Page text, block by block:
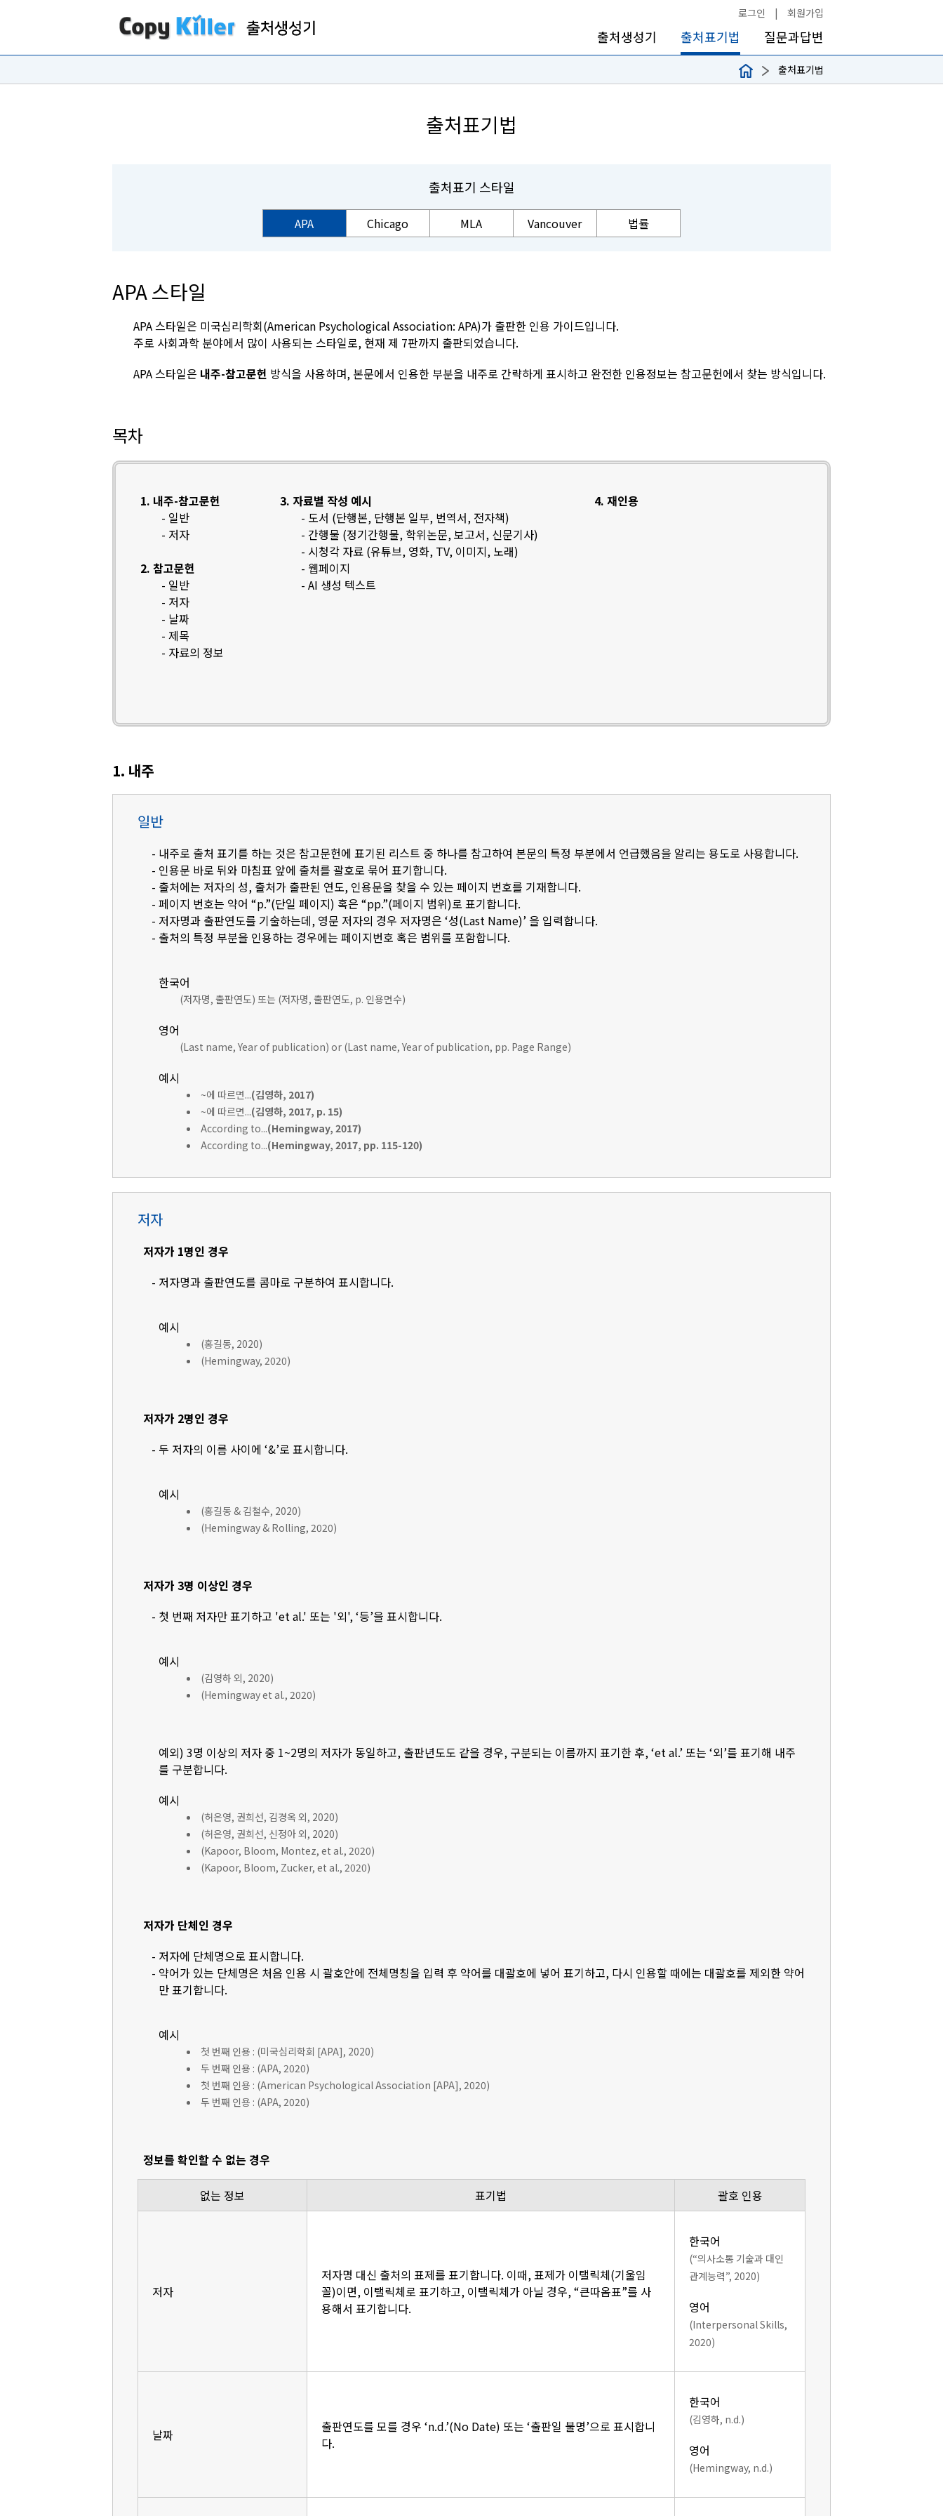
로그인 | 회원가입
출처생성기 출처표기법 질문과답변
출처표기법
출처표기법
출처표기 스타일
APA Chicago MLA Vancouver 법률
APA 스타일
APA 스타일은 미국심리학회(American Psychological Association: APA)가 출판한 인용 가이드입니다.
주로 사회과학 분야에서 많이 사용되는 스타일로, 현재 제 7판까지 출판되었습니다.
APA 스타일은 내주-참고문헌 방식을 사용하며, 본문에서 인용한 부분을 내주로 간략하게 표시하고 완전한 인용정보는 참고문헌에서 찾는 방식입니다.
목차
1. 내주-참고문헌
- 일반
- 저자
2. 참고문헌
- 일반
- 저자
- 날짜
- 제목
- 자료의 정보
3. 자료별 작성 예시
- 도서 (단행본, 단행본 일부, 번역서, 전자책)
- 간행물 (정기간행물, 학위논문, 보고서, 신문기사)
- 시청각 자료 (유튜브, 영화, TV, 이미지, 노래)
- 웹페이지
- AI 생성 텍스트
4. 재인용
1. 내주
일반
- 내주로 출처 표기를 하는 것은 참고문헌에 표기된 리스트 중 하나를 참고하여 본문의 특정 부분에서 언급했음을 알리는 용도로 사용합니다.
- 인용문 바로 뒤와 마침표 앞에 출처를 괄호로 묶어 표기합니다.
- 출처에는 저자의 성, 출처가 출판된 연도, 인용문을 찾을 수 있는 페이지 번호를 기재합니다.
- 페이지 번호는 약어 “p.”(단일 페이지) 혹은 “pp.”(페이지 범위)로 표기합니다.
- 저자명과 출판연도를 기술하는데, 영문 저자의 경우 저자명은 ‘성(Last Name)’ 을 입력합니다.
- 출처의 특정 부분을 인용하는 경우에는 페이지번호 혹은 범위를 포함합니다.
한국어
(저자명, 출판연도) 또는 (저자명, 출판연도, p. 인용면수)
영어
(Last name, Year of publication) or (Last name, Year of publication, pp. Page Range)
예시
~에 따르면...(김영하, 2017)
~에 따르면...(김영하, 2017, p. 15)
According to...(Hemingway, 2017)
According to...(Hemingway, 2017, pp. 115-120)
저자
저자가 1명인 경우
- 저자명과 출판연도를 콤마로 구분하여 표시합니다.
예시
(홍길동, 2020)
(Hemingway, 2020)
저자가 2명인 경우
- 두 저자의 이름 사이에 ‘&’로 표시합니다.
예시
(홍길동 & 김철수, 2020)
(Hemingway & Rolling, 2020)
저자가 3명 이상인 경우
- 첫 번째 저자만 표기하고 'et al.' 또는 '외', ‘등’을 표시합니다.
예시
(김영하 외, 2020)
(Hemingway et al., 2020)
예외) 3명 이상의 저자 중 1~2명의 저자가 동일하고, 출판년도도 같을 경우, 구분되는 이름까지 표기한 후, ‘et al.’ 또는 ‘외’를 표기해 내주
를 구분합니다.
예시
(허은영, 권희선, 김경옥 외, 2020)
(허은영, 권희선, 신정아 외, 2020)
(Kapoor, Bloom, Montez, et al., 2020)
(Kapoor, Bloom, Zucker, et al., 2020)
저자가 단체인 경우
- 저자에 단체명으로 표시합니다.
- 약어가 있는 단체명은 처음 인용 시 괄호안에 전체명칭을 입력 후 약어를 대괄호에 넣어 표기하고, 다시 인용할 때에는 대괄호를 제외한 약어
만 표기합니다.
예시
첫 번째 인용 : (미국심리학회 [APA], 2020)
두 번째 인용 : (APA, 2020)
첫 번째 인용 : (American Psychological Association [APA], 2020)
두 번째 인용 : (APA, 2020)
정보를 확인할 수 없는 경우
없는 정보 표기법 괄호 인용
저자
저자명 대신 출처의 표제를 표기합니다. 이때, 표제가 이탤릭체(기울임
꼴)이면, 이탤릭체로 표기하고, 이탤릭체가 아닐 경우, “큰따옴표”를 사
용해서 표기합니다.
한국어
(“의사소통 기술과 대인
관계능력”, 2020)
영어
(Interpersonal Skills,
2020)
날짜
출판연도를 모를 경우 ‘n.d.’(No Date) 또는 ‘출판일 불명’으로 표시합니
다.
한국어
(김영하, n.d.)
영어
(Hemingway, n.d.)